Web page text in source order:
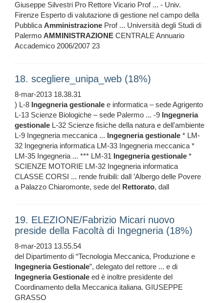
Giuseppe Silvestri Pro Rettore Vicario Prof ... - Univ.
Firenze Esperto di valutazione di gestione nel campo della
PubblicaAmministrazione Prof ... Università degli Studi di
Palermo AMMINISTRAZIONE CENTRALE Annuario
Accademico 2006/2007 23
18. scegliere_unipa_web (18%)
8-mar-2013 18.38.31
) L-8 Ingegneria gestionale e informatica – sede Agrigento
L-13 Scienze Biologiche – sede Palermo ... -9 Ingegneria
gestionale L-32 Scienze fisiche della natura e dell'ambiente
L-9 Ingegneria meccanica ... Ingegneria gestionale * LM-
32 Ingegneria informatica LM-33 Ingegneria meccanica *
LM-35 Ingegneria ... *** LM-31 Ingegneria gestionale *
SCIENZE MOTORIE LM-32 Ingegneria informatica
CLASSE CORSI ... rende fruibili: dall ’Albergo delle Povere
a Palazzo Chiaromonte, sede del Rettorato, dall
19. ELEZIONE/Fabrizio Micari nuovo
preside della Facoltà di Ingegneria (18%)
8-mar-2013 13.55.54
del Dipartimento di “Tecnologia Meccanica, Produzione e
Ingegneria Gestionale”, delegato del rettore ... e di
Ingegneria Gestionale ed è inoltre presidente del
Coordinamento della Meccanica italiana. GIUSEPPE
GRASSO